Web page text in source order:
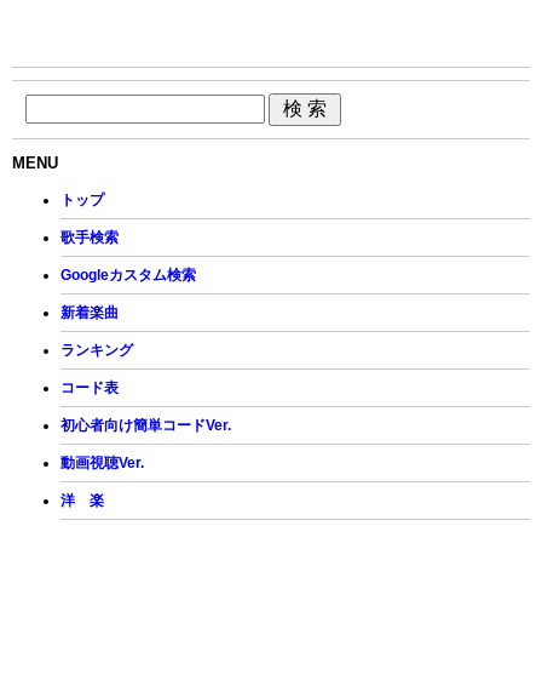
MENU
トップ
歌手検索
Googleカスタム検索
新着楽曲
ランキング
コード表
初心者向け簡単コードVer.
動画視聴Ver.
洋 楽